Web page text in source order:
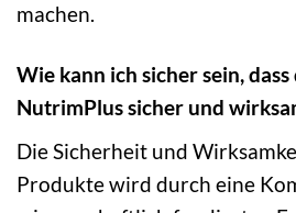
machen.
Wie kann ich sicher sein,
NutrimPlus sicher und
Die Sicherheit und
Produkte wird durch eine